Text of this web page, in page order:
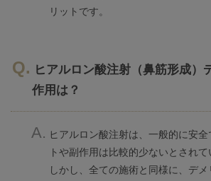
リットです。
ヒアルロン酸注射（鼻筋形成）
作用は？
ヒアルロン酸注射は、一般的に安
トや副作用は比較的少ないとされて
しかし、全ての施術と同様に、デ